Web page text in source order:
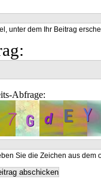
unter dem Ihr Beitrag
Abfrage:
Sie die Zeichen aus dem